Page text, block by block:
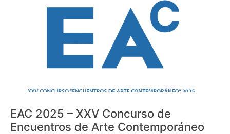
EAC 2025 – XXV Concurso de
Encuentros de Arte Contemporáneo